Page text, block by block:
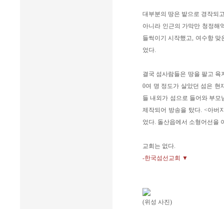
대부분의 땅은 밭으로 경작되
아니라 인근의 가막만 청정해
들썩이기 시작했고, 여수항
었다.
결국 섬사람들은 땅을 팔고 육
0여 명 정도가 살았던 섬은 현
들 내외가 섬으로 들어와 부모
제작되어 방송을 탔다. <아버
었다. 돌산읍에서 소형어선을
교회는 없다.
-한국섬선교회 ▼
(위성 사진)